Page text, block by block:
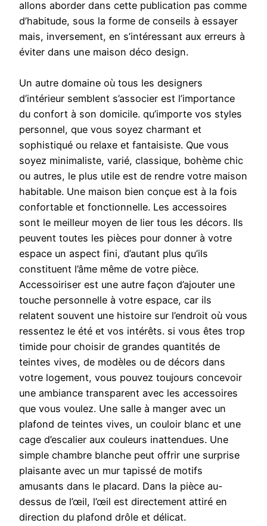
allons aborder dans cette publication pas comme
d’habitude, sous la forme de conseils à essayer
mais, inversement, en s’intéressant aux erreurs à
éviter dans une maison déco design.
Un autre domaine où tous les designers
d’intérieur semblent s’associer est l’importance
du confort à son domicile. qu’importe vos styles
personnel, que vous soyez charmant et
sophistiqué ou relaxe et fantaisiste. Que vous
soyez minimaliste, varié, classique, bohème chic
ou autres, le plus utile est de rendre votre maison
habitable. Une maison bien conçue est à la fois
confortable et fonctionnelle. Les accessoires
sont le meilleur moyen de lier tous les décors. Ils
peuvent toutes les pièces pour donner à votre
espace un aspect fini, d’autant plus qu’ils
constituent l’âme même de votre pièce.
Accessoiriser est une autre façon d’ajouter une
touche personnelle à votre espace, car ils
relatent souvent une histoire sur l’endroit où vous
ressentez le été et vos intérêts. si vous êtes trop
timide pour choisir de grandes quantités de
teintes vives, de modèles ou de décors dans
votre logement, vous pouvez toujours concevoir
une ambiance transparent avec les accessoires
que vous voulez. Une salle à manger avec un
plafond de teintes vives, un couloir blanc et une
cage d’escalier aux couleurs inattendues. Une
simple chambre blanche peut offrir une surprise
plaisante avec un mur tapissé de motifs
amusants dans le placard. Dans la pièce au-
dessus de l’œil, l’œil est directement attiré en
direction du plafond drôle et délicat.